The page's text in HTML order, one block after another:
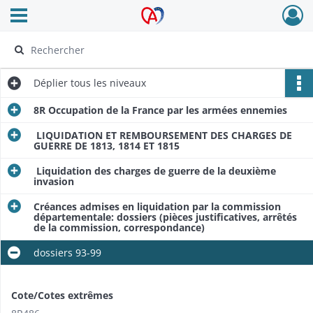
Archives Alsace - Colmar
Ouvrir le menu déroulant
Déplier tous les niveaux
8R Occupation de la France par les armées ennemies
LIQUIDATION ET REMBOURSEMENT DES CHARGES DE
GUERRE DE 1813, 1814 ET 1815
Liquidation des charges de guerre de la deuxième
invasion
Créances admises en liquidation par la commission
départementale: dossiers (pièces justificatives, arrêtés
de la commission, correspondance)
dossiers 93-99
Cote/Cotes extrêmes